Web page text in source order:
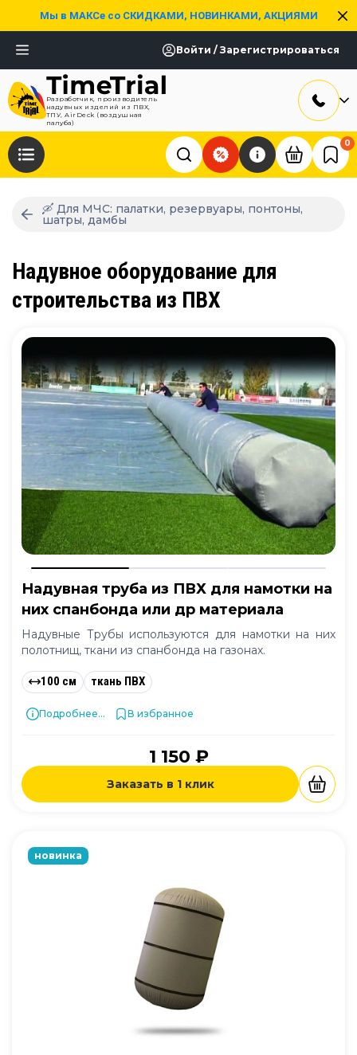
Мы в МАКСе со СКИДКАМИ, НОВИНКАМИ, АКЦИЯМИ
Войти / Зарегистрироваться
Разработчик, производитель
надувных изделий из ПВХ,
ТПУ, AirDeck (воздушная
палуба)
0
🛶 Для МЧС: палатки, резервуары, понтоны,
шатры, дамбы
Надувное оборудование для
строительства из ПВХ
Надувная труба из ПВХ для намотки на
них спанбонда или др материала
Надувные Трубы используются для намотки на них
полотнищ, ткани из спанбонда на газонах.
100 см ткань ПВХ
Подробнее... В избранное
1 150 ₽
Заказать в 1 клик
новинка